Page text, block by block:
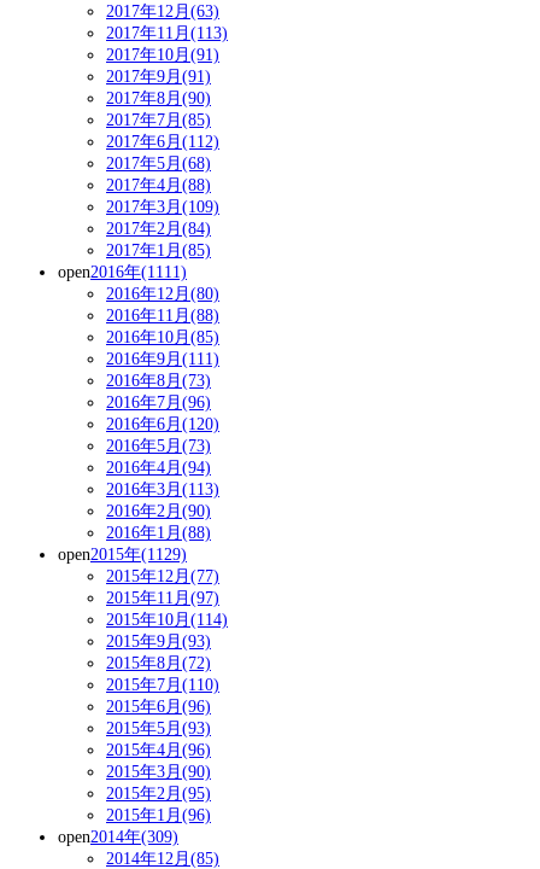
2017年12月(63)
2017年11月(113)
2017年10月(91)
2017年9月(91)
2017年8月(90)
2017年7月(85)
2017年6月(112)
2017年5月(68)
2017年4月(88)
2017年3月(109)
2017年2月(84)
2017年1月(85)
open2016年(1111)
2016年12月(80)
2016年11月(88)
2016年10月(85)
2016年9月(111)
2016年8月(73)
2016年7月(96)
2016年6月(120)
2016年5月(73)
2016年4月(94)
2016年3月(113)
2016年2月(90)
2016年1月(88)
open2015年(1129)
2015年12月(77)
2015年11月(97)
2015年10月(114)
2015年9月(93)
2015年8月(72)
2015年7月(110)
2015年6月(96)
2015年5月(93)
2015年4月(96)
2015年3月(90)
2015年2月(95)
2015年1月(96)
open2014年(309)
2014年12月(85)